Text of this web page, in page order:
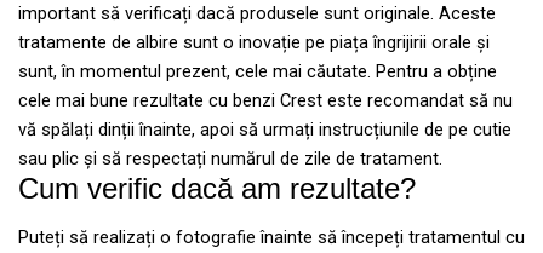
important să verificați dacă produsele sunt originale. Aceste
tratamente de albire sunt o inovație pe piața îngrijirii orale și
sunt, în momentul prezent, cele mai căutate. Pentru a obține
cele mai bune rezultate cu benzi Crest este recomandat să nu
vă spălați dinții înainte, apoi să urmați instrucțiunile de pe cutie
sau plic și să respectați numărul de zile de tratament.
Cum verific dacă am rezultate?
Puteți să realizați o fotografie înainte să începeți tratamentul cu